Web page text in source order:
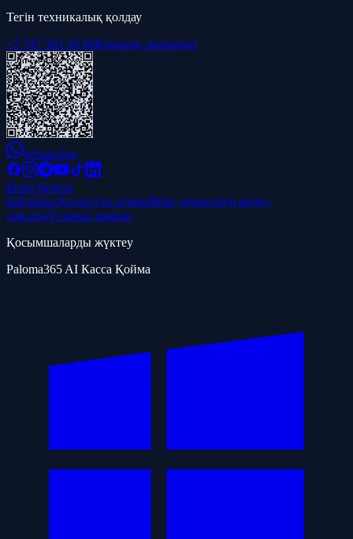
Тегін техникалық қолдау
+7 747 391 26 66Қоңырау шалыңыз
WhatsApp
Білім базасы
БайланысҚосылуға өтінімЖеке деректерді өңдеу
саясатыҰсыныс шарты
Қосымшаларды жүктеу
Paloma365 AI Касса Қойма